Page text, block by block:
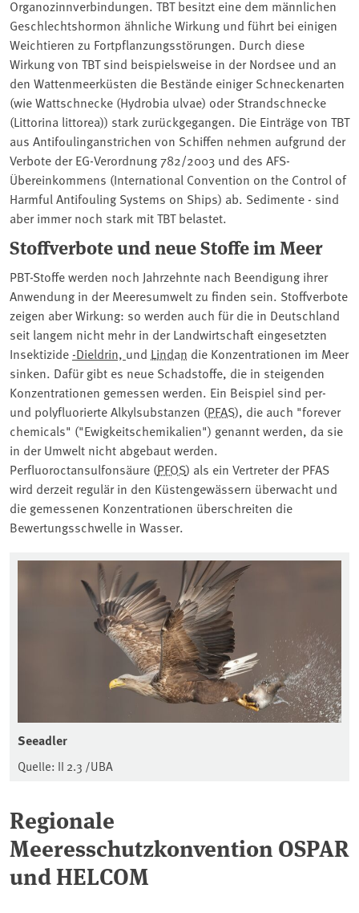
Organozinnverbindungen. TBT besitzt eine dem männlichen
Geschlechtshormon ähnliche Wirkung und führt bei einigen
Weichtieren zu Fortpflanzungsstörungen. Durch diese
Wirkung von TBT sind beispielsweise in der Nordsee und an
den Wattenmeerküsten die Bestände einiger Schneckenarten
(wie Wattschnecke (Hydrobia ulvae) oder Strandschnecke
(Littorina littorea)) stark zurückgegangen. Die Einträge von TBT
aus Antifoulinganstrichen von Schiffen nehmen aufgrund der
Verbote der EG-Verordnung 782/2003 und des AFS-
Übereinkommens (International Convention on the Control of
Harmful Antifouling Systems on Ships) ab. Sedimente - sind
aber immer noch stark mit TBT belastet.
Stoffverbote und neue Stoffe im Meer
PBT-Stoffe werden noch Jahrzehnte nach Beendigung ihrer
Anwendung in der Meeresumwelt zu finden sein. Stoffverbote
zeigen aber Wirkung: so werden auch für die in Deutschland
seit langem nicht mehr in der Landwirtschaft eingesetzten
Insektizide ⁠ -Dieldrin, und ⁠ Lindan die Konzentrationen im Meer
sinken. Dafür gibt es neue Schadstoffe, die in steigenden
Konzentrationen gemessen werden. Ein Beispiel sind per-
und polyfluorierte Alkylsubstanzen (PFAS), die auch "forever
chemicals" ("Ewigkeitschemikalien") genannt werden, da sie
in der Umwelt nicht abgebaut werden.
Perfluoroctansulfonsäure (⁠PFOS⁠) als ein Vertreter der PFAS
wird derzeit regulär in den Küstengewässern überwacht und
die gemessenen Konzentrationen überschreiten die
Bewertungsschwelle in Wasser.
Seeadler
Quelle: II 2.3 /UBA
Regionale
Meeresschutzkonvention OSPAR
und HELCOM